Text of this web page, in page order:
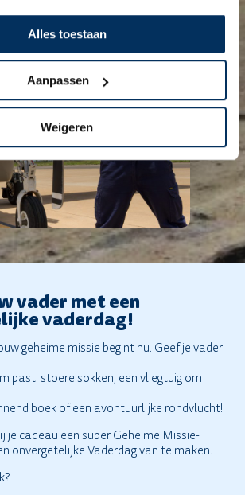
Alles toestaan
Aanpassen
Weigeren
vader met een
vaderdag!
geheime missie begint nu. Geef je vader
past: stoere sokken, een vliegtuig om
boek of een avontuurlijke rondvlucht!
je cadeau een super Geheime Missie-
onvergetelijke Vaderdag van te maken.